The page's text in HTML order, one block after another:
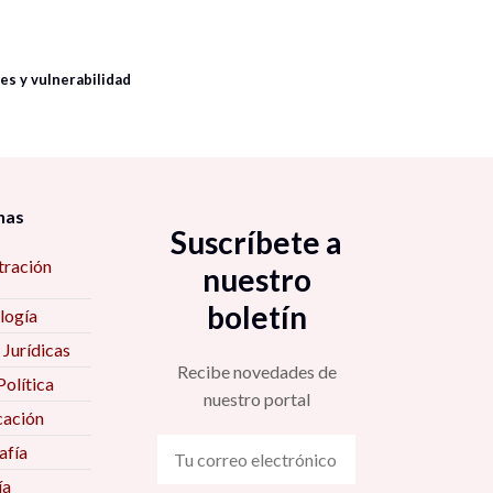
y vulnerabilidad
Suscríbete a
nuestro
boletín
Recibe novedades de
nuestro portal